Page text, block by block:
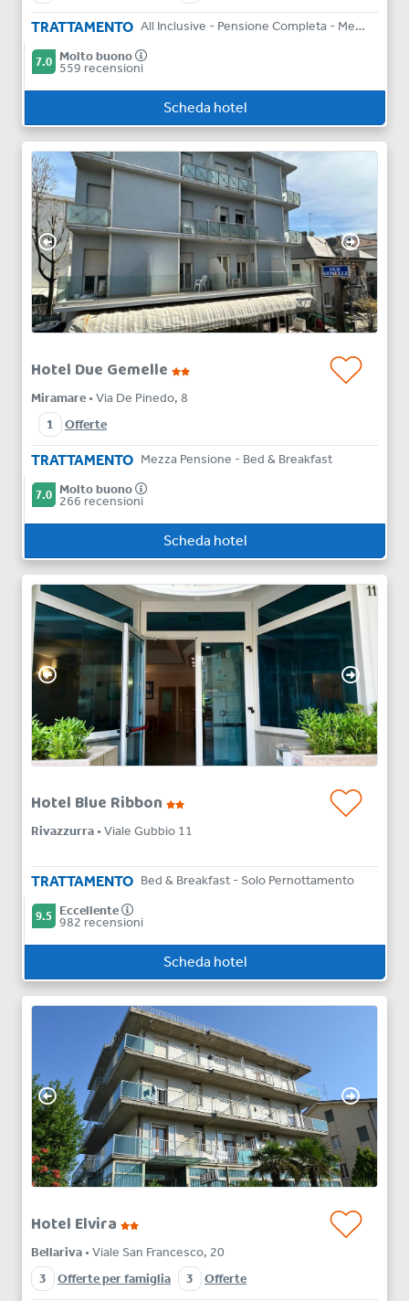
TRATTAMENTO All Inclusive - Pensione Completa - Mezza Pensione - Bed & Breakfast
7.0 Molto buono
559 recensioni
Scheda hotel
Hotel Due Gemelle
Miramare • Via De Pinedo, 8
1
Offerte
TRATTAMENTO Mezza Pensione - Bed & Breakfast
7.0 Molto buono
266 recensioni
Scheda hotel
Hotel Blue Ribbon
Rivazzurra • Viale Gubbio 11
TRATTAMENTO Bed & Breakfast - Solo Pernottamento
9.5 Eccellente
982 recensioni
Scheda hotel
Hotel Elvira
Bellariva • Viale San Francesco, 20
3
Offerte per famiglia 3 Offerte